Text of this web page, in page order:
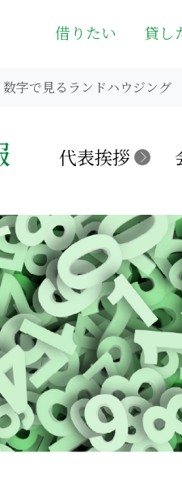
借りたい 貸し
字で見るランドハウジング
代表挨拶